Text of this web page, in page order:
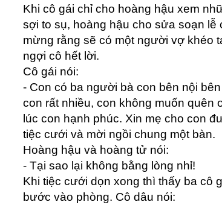
Khi cô gái chỉ cho hoàng hậu xem
sợi to sụ, hoàng hậu cho sửa soạn lễ
mừng rằng sẽ có một người vợ khéo
ngợi cô hết lời.
Cô gái nói:
- Con có ba người bà con bên nội
con rất nhiều, con không muốn quên
lúc con hạnh phúc. Xin mẹ cho con
tiệc cưới và mời ngồi chung một bàn.
Hoàng hậu và hoàng tử nói:
- Tại sao lại không bằng lòng nhỉ!
Khi tiệc cưới dọn xong thì thấy ba cô
bước vào phòng. Cô dâu nói: